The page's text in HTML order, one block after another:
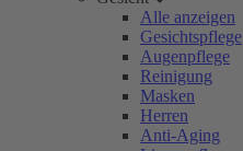
Alle anzeigen
Gesichtspflege
Augenpflege
Reinigung
Masken
Herren
Anti-Aging